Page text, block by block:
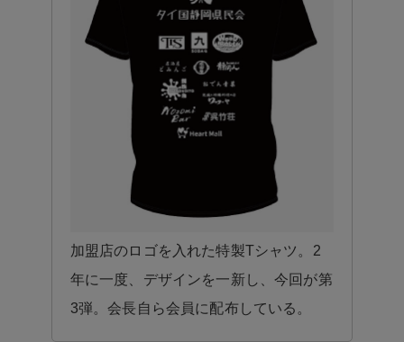
加盟店のロゴを入れた特製Tシャツ。2
年に一度、デザインを一新し、今回が第
3弾。会長自ら会員に配布している。